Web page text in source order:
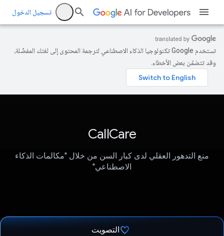
تسجيل الدخول
تستخدم Google تكنولوجيا الذكاء الاصطناعي لترجمة المحتوى إلى لغتك المفضّلة،
وقد تتضمّن بعض الأخطاء.
CallCare
منع التدهور العقلي لدى كبار السن من خلال "مكالمات الذكاء
الاصطناعي"
التصويت